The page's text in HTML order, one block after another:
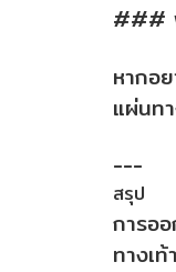
###
หากอ
แผ่นท
---
สรุป
การอ
ทางเ